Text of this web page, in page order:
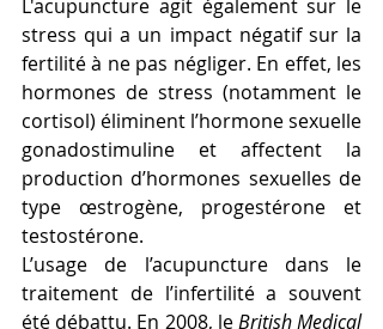
L'acupuncture agit également sur le
stress qui a un impact négatif sur la
fertilité à ne pas négliger. En effet, les
hormones de stress (notamment le
cortisol) éliminent l’hormone sexuelle
gonadostimuline et affectent la
production d’hormones sexuelles de
type œstrogène, progestérone et
testostérone.
L’usage de l’acupuncture dans le
traitement de l’infertilité a souvent
été débattu. En 2008, le British Medical